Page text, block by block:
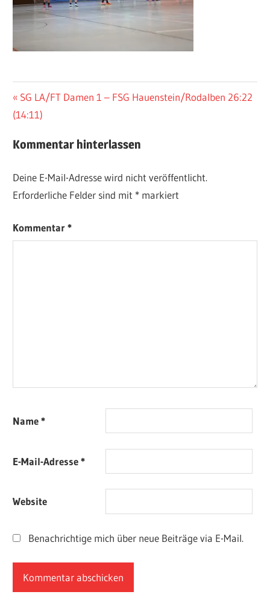
Beitragsnavigation
Vorheriger
Beitrag:
SG LA/FT Damen 1 – FSG Hauenstein/Rodalben 26:22
(14:11)
Kommentar hinterlassen
Deine E-Mail-Adresse wird nicht veröffentlicht.
Erforderliche Felder sind mit * markiert
Kommentar*
Name*
E-Mail-Adresse*
Website
Benachrichtige mich über neue Beiträge via E-Mail.